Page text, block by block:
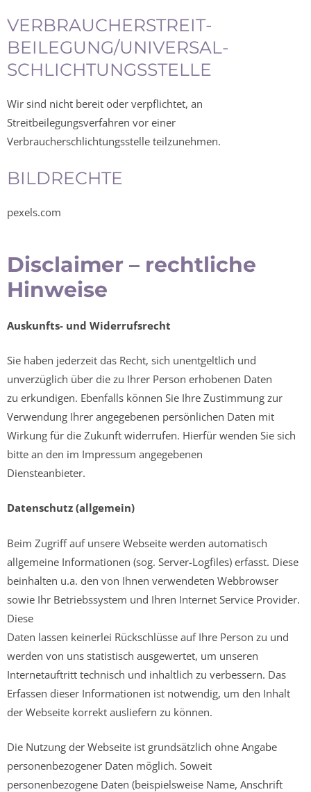
VERBRAUCHER­STREIT­
BEILEGUNG/UNIVERSAL­
SCHLICHTUNGS­STELLE
Wir sind nicht bereit oder verpflichtet, an
Streitbeilegungsverfahren vor einer
Verbraucherschlichtungsstelle teilzunehmen.
BILDRECHTE
pexels.com
Disclaimer – rechtliche
Hinweise
Auskunfts- und Widerrufsrecht
Sie haben jederzeit das Recht, sich unentgeltlich und
unverzüglich über die zu Ihrer Person erhobenen Daten
zu erkundigen. Ebenfalls können Sie Ihre Zustimmung zur
Verwendung Ihrer angegebenen persönlichen Daten mit
Wirkung für die Zukunft widerrufen. Hierfür wenden Sie sich
bitte an den im Impressum angegebenen
Diensteanbieter.
Datenschutz (allgemein)
Beim Zugriff auf unsere Webseite werden automatisch
allgemeine Informationen (sog. Server-Logfiles) erfasst. Diese
beinhalten u.a. den von Ihnen verwendeten Webbrowser
sowie Ihr Betriebssystem und Ihren Internet Service Provider.
Diese
Daten lassen keinerlei Rückschlüsse auf Ihre Person zu und
werden von uns statistisch ausgewertet, um unseren
Internetauftritt technisch und inhaltlich zu verbessern. Das
Erfassen dieser Informationen ist notwendig, um den Inhalt
der Webseite korrekt ausliefern zu können.
Die Nutzung der Webseite ist grundsätzlich ohne Angabe
personenbezogener Daten möglich. Soweit
personenbezogene Daten (beispielsweise Name, Anschrift